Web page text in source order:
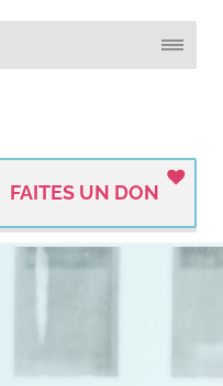
FAITES UN DON